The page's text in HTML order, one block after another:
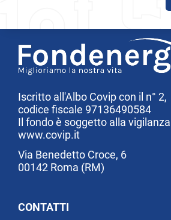
Iscritto all'Albo Covip con il n° 2,
codice fiscale 97136490584
Il fondo è soggetto alla
www.covip.it
Via Benedetto Croce, 6
00142 Roma (RM)
CONTATTI